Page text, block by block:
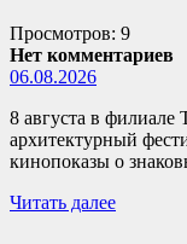
Просмотров: 9
Нет комментариев
06.08.2026
8 августа в филиале
архитектурный
кинопоказы о
Читать далее